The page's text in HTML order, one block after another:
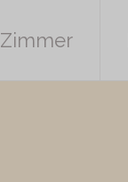
Zimmer